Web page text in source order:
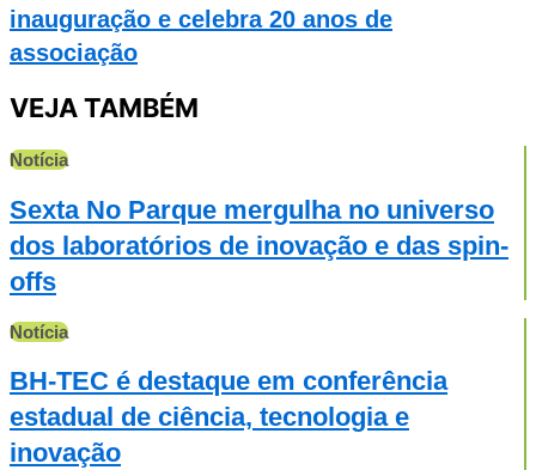
inauguração e celebra 20 anos de
associação
VEJA TAMBÉM
Notícia
Sexta No Parque mergulha no universo
dos laboratórios de inovação e das spin-
offs
Notícia
BH-TEC é destaque em conferência
estadual de ciência, tecnologia e
inovação